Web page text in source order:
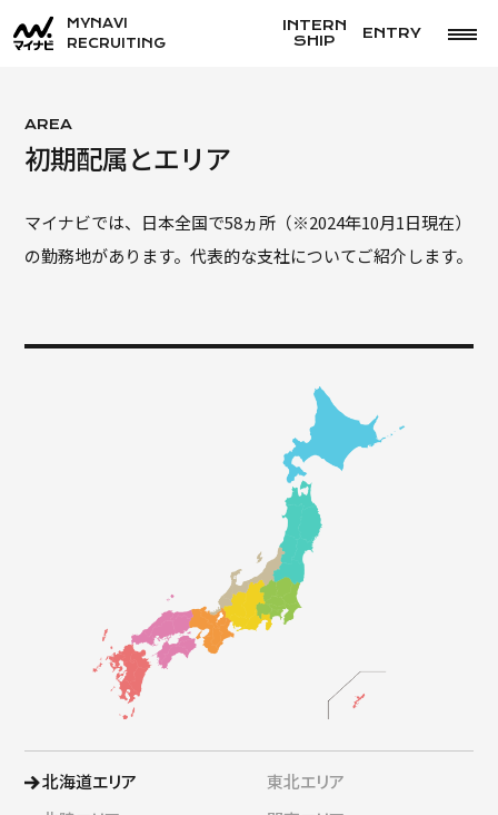
ン
MYNAVI
RECRUITING
INTERN
SHIP
ENTRY ITコー
コーポ
AREA
初期配属とエリア
マイナビでは、日本全国で58ヵ所 （※2024年10月1日現在）
の勤務地があります。代表的な支社についてご紹介します。
北海道エリア
東北エリア